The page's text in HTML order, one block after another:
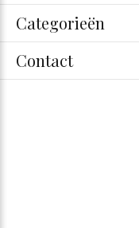
Categorieën
Contact